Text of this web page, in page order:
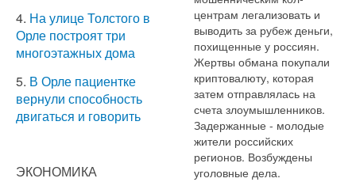
4. На улице Толстого в
Орле построят три
многоэтажных дома
5. В Орле пациентке
вернули способность
двигаться и говорить
ЭКОНОМИКА
центрам легализовать и
выводить за рубеж деньги,
похищенные у россиян.
Жертвы обмана покупали
криптовалюту, которая
затем отправлялась на
счета злоумышленников.
Задержанные - молодые
жители российских
регионов. Возбуждены
уголовные дела.